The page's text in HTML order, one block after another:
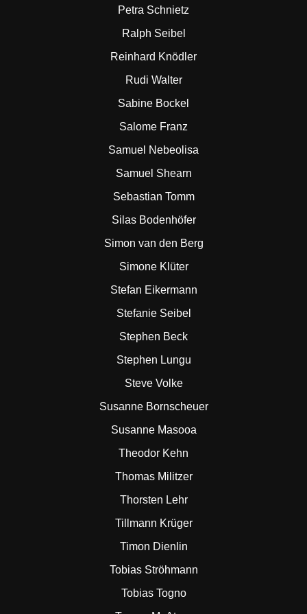
Petra Schnietz
Ralph Seibel
Reinhard Knödler
Rudi Walter
Sabine Bockel
Salome Franz
Samuel Nebeolisa
Samuel Shearn
Sebastian Tomm
Silas Bodenhöfer
Simon van den Berg
Simone Klüter
Stefan Eikermann
Stefanie Seibel
Stephen Beck
Stephen Lungu
Steve Volke
Susanne Bornscheuer
Susanne Masooa
Theodor Kehn
Thomas Militzer
Thorsten Lehr
Tillmann Krüger
Timon Dienlin
Tobias Ströhmann
Tobias Togno